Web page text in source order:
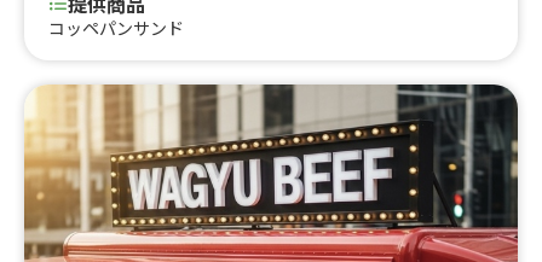
コッペパンサンド